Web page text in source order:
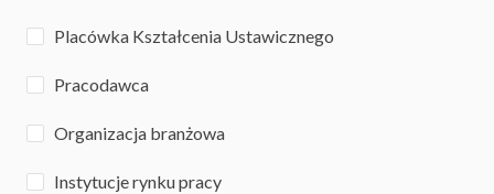
Placówka Kształcenia Ustawicznego
Pracodawca
Organizacja branżowa
Instytucje rynku pracy